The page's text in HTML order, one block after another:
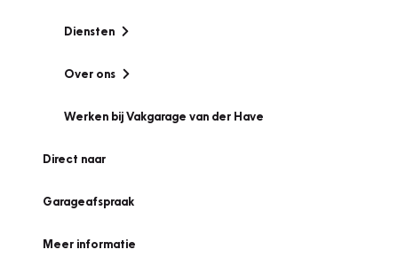
Diensten
Over ons
Werken bij Vakgarage van der Have
Direct naar
Garageafspraak
Meer informatie